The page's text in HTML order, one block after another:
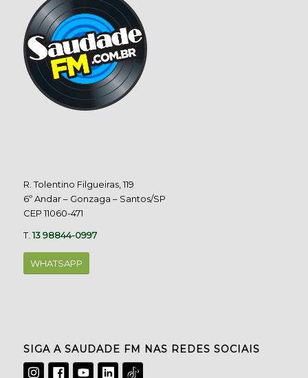
R. Tolentino Filgueiras, 119
6º Andar – Gonzaga – Santos/SP
CEP 11060-471
T.13 98844-0997
WHATSAPP
SIGA A SAUDADE FM NAS REDES SOCIAIS